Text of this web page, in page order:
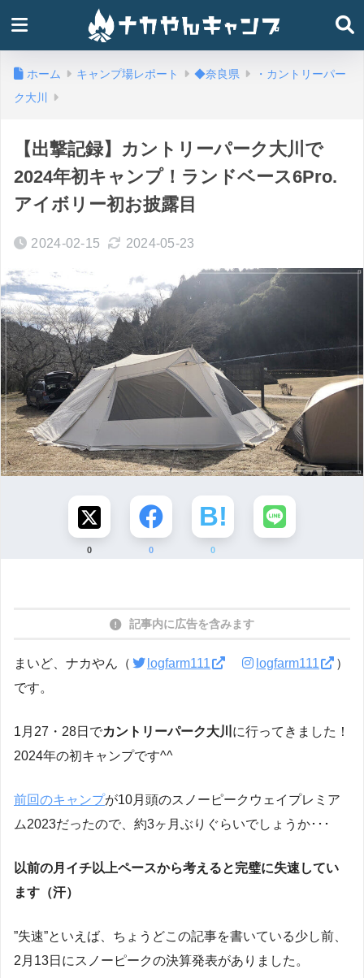
ホーム キャンプ場レポート ◆奈良県
・カントリーパー
ク大川
【出撃記録】カントリーパーク大川で
2024年初キャンプ！ランドベース6Pro.
アイボリー初お披露目
2024-02-15 2024-05-23
0 0 0
記事内に広告を含みます
まいど、ナカやん（ logfarm111 logfarm111
）
です。
1月27・28日でカントリーパーク大川 に行ってきました！
2024年の初キャンプです^^
前回のキャンプが10月頭のスノーピークウェイプレミア
ム2023だったので、約3ヶ月ぶりぐらいでしょうか･･･
以前の月イチ以上ペースから考えると完璧に失速してい
ます（汗）
”失速”といえば、ちょうどこの記事を書いている少し前、
2月13日にスノーピークの決算発表がありました。